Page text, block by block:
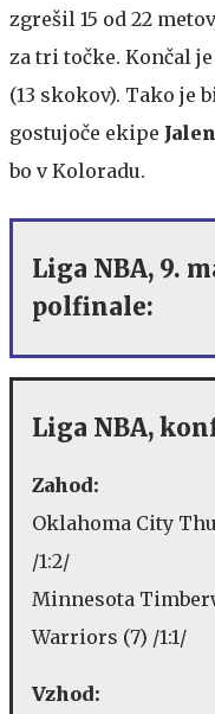
zgrešil 15 od 22
za tri točke. Končal
(13 skokov). Tako je
gostujoče ekipe
bo v Koloradu.
Liga NBA, 9.
polfinale:
Liga NBA,
Zahod:
Oklahoma City
/1:2/
Minnesota
Warriors (7) /1:1/
Vzhod: